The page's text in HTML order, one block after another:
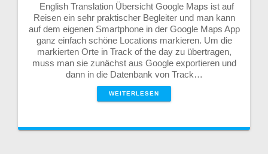
English Translation Übersicht Google Maps ist auf
Reisen ein sehr praktischer Begleiter und man kann
auf dem eigenen Smartphone in der Google Maps App
ganz einfach schöne Locations markieren. Um die
markierten Orte in Track of the day zu übertragen,
muss man sie zunächst aus Google exportieren und
dann in die Datenbank von Track…
WEITERLESEN